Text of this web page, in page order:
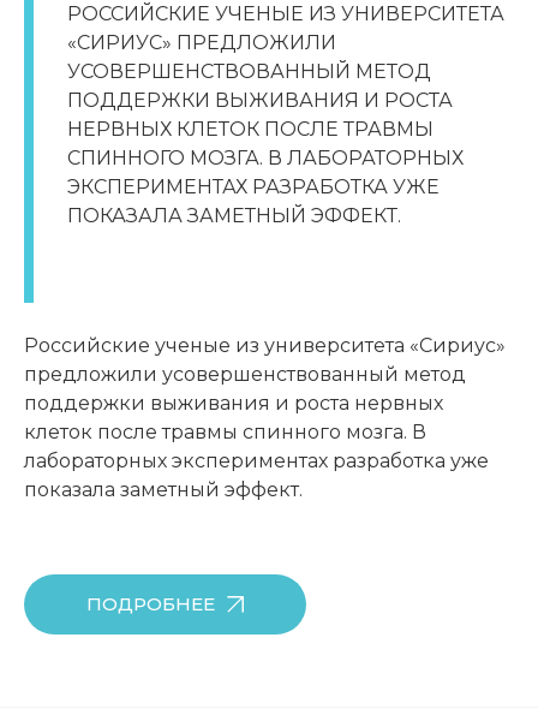
РОССИЙСКИЕ УЧЕНЫЕ ИЗ УНИВЕРСИТЕТА
«СИРИУС» ПРЕДЛОЖИЛИ
УСОВЕРШЕНСТВОВАННЫЙ МЕТОД
ПОДДЕРЖКИ ВЫЖИВАНИЯ И РОСТА
НЕРВНЫХ КЛЕТОК ПОСЛЕ ТРАВМЫ
СПИННОГО МОЗГА. В ЛАБОРАТОРНЫХ
ЭКСПЕРИМЕНТАХ РАЗРАБОТКА УЖЕ
ПОКАЗАЛА ЗАМЕТНЫЙ ЭФФЕКТ.
Российские ученые из университета «Сириус»
предложили усовершенствованный метод
поддержки выживания и роста нервных
клеток после травмы спинного мозга. В
лабораторных экспериментах разработка уже
показала заметный эффект.
ПОДРОБНЕЕ